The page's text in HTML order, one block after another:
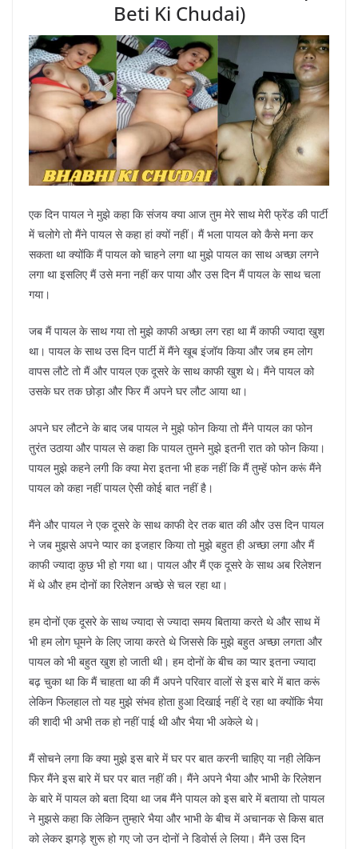
Beti Ki Chudai)
एक दिन पायल ने मुझे कहा कि संजय क्या आज तुम मेरे साथ मेरी फ्रेंड की पार्टी
में चलोगे तो मैंने पायल से कहा हां क्यों नहीं। मैं भला पायल को कैसे मना कर
सकता था क्योंकि मैं पायल को चाहने लगा था मुझे पायल का साथ अच्छा लगने
लगा था इसलिए मैं उसे मना नहीं कर पाया और उस दिन मैं पायल के साथ चला
गया।
जब मैं पायल के साथ गया तो मुझे काफी अच्छा लग रहा था मैं काफी ज्यादा खुश
था। पायल के साथ उस दिन पार्टी में मैंने खूब इंजॉय किया और जब हम लोग
वापस लौटे तो मैं और पायल एक दूसरे के साथ काफी खुश थे। मैंने पायल को
उसके घर तक छोड़ा और फिर मैं अपने घर लौट आया था।
अपने घर लौटने के बाद जब पायल ने मुझे फोन किया तो मैंने पायल का फोन
तुरंत उठाया और पायल से कहा कि पायल तुमने मुझे इतनी रात को फोन किया।
पायल मुझे कहने लगी कि क्या मेरा इतना भी हक नहीं कि मैं तुम्हें फोन करूं मैंने
पायल को कहा नहीं पायल ऐसी कोई बात नहीं है।
मैंने और पायल ने एक दूसरे के साथ काफी देर तक बात की और उस दिन पायल
ने जब मुझसे अपने प्यार का इजहार किया तो मुझे बहुत ही अच्छा लगा और मैं
काफी ज्यादा कुछ भी हो गया था। पायल और मैं एक दूसरे के साथ अब रिलेशन
में थे और हम दोनों का रिलेशन अच्छे से चल रहा था।
हम दोनों एक दूसरे के साथ ज्यादा से ज्यादा समय बिताया करते थे और साथ में
भी हम लोग घूमने के लिए जाया करते थे जिससे कि मुझे बहुत अच्छा लगता और
पायल को भी बहुत खुश हो जाती थी। हम दोनों के बीच का प्यार इतना ज्यादा
बढ़ चुका था कि मैं चाहता था की मैं अपने परिवार वालों से इस बारे में बात करूं
लेकिन फिलहाल तो यह मुझे संभव होता हुआ दिखाई नहीं दे रहा था क्योंकि भैया
की शादी भी अभी तक हो नहीं पाई थी और भैया भी अकेले थे।
मैं सोचने लगा कि क्या मुझे इस बारे में घर पर बात करनी चाहिए या नही लेकिन
फिर मैंने इस बारे में घर पर बात नहीं की। मैंने अपने भैया और भाभी के रिलेशन
के बारे में पायल को बता दिया था जब मैंने पायल को इस बारे में बताया तो पायल
ने मुझसे कहा कि लेकिन तुम्हारे भैया और भाभी के बीच में अचानक से किस बात
को लेकर झगड़े शुरू हो गए जो उन दोनों ने डिवोर्स ले लिया। मैंने उस दिन